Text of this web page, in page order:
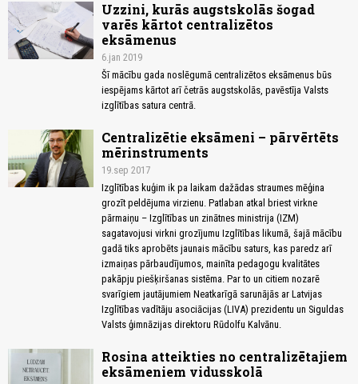
Uzzini, kurās augstskolās šogad
varēs kārtot centralizētos
eksāmenus
6.jan 2019
Šī mācību gada noslēgumā centralizētos eksāmenus būs
iespējams kārtot arī četrās augstskolās, pavēstīja Valsts
izglītības satura centrā.
Centralizētie eksāmeni – pārvērtēts
mērinstruments
19.sep 2017
Izglītības kuģim ik pa laikam dažādas straumes mēģina
grozīt peldējuma virzienu. Patlaban atkal briest virkne
pārmaiņu – Izglītības un zinātnes ministrija (IZM)
sagatavojusi virkni grozījumu Izglītības likumā, šajā mācību
gadā tiks aprobēts jaunais mācību saturs, kas paredz arī
izmaiņas pārbaudījumos, mainīta pedagogu kvalitātes
pakāpju piešķiršanas sistēma. Par to un citiem nozarē
svarīgiem jautājumiem Neatkarīgā sarunājās ar Latvijas
Izglītības vadītāju asociācijas (LIVA) prezidentu un Siguldas
Valsts ģimnāzijas direktoru Rūdolfu Kalvānu.
Rosina atteikties no centralizētajiem
eksāmeniem vidusskolā